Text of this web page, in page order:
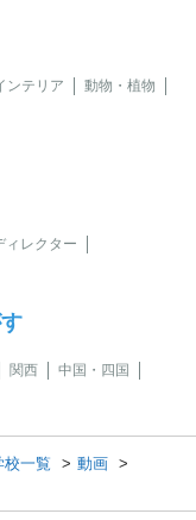
ンテリア
動物・植物
ィレクター
関西
中国・四国
校一覧
動画